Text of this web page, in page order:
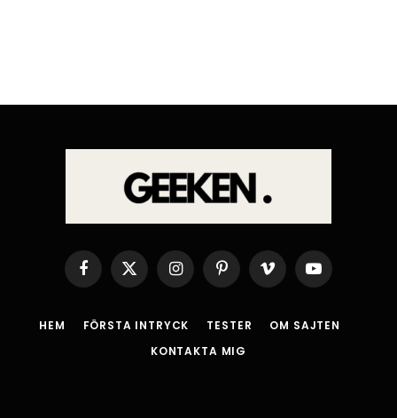
Facebook
X
(Twitter)
InstagramPinterestVimeo YouTube
HEM FÖRSTA INTRYCK TESTER
OM SAJTEN
KONTAKTA MIG